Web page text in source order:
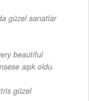
güzel sanatlar
beautiful
aşık oldu.
güzel